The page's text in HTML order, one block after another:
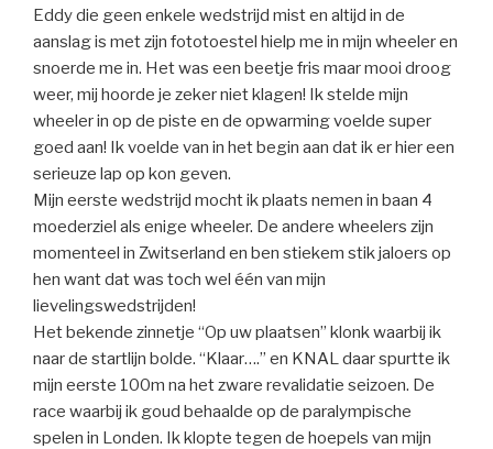
Eddy die geen enkele wedstrijd mist en altijd in de
aanslag is met zijn fototoestel hielp me in mijn wheeler en
snoerde me in. Het was een beetje fris maar mooi droog
weer, mij hoorde je zeker niet klagen! Ik stelde mijn
wheeler in op de piste en de opwarming voelde super
goed aan! Ik voelde van in het begin aan dat ik er hier een
serieuze lap op kon geven.
Mijn eerste wedstrijd mocht ik plaats nemen in baan 4
moederziel als enige wheeler. De andere wheelers zijn
momenteel in Zwitserland en ben stiekem stik jaloers op
hen want dat was toch wel één van mijn
lievelingswedstrijden!
Het bekende zinnetje “Op uw plaatsen” klonk waarbij ik
naar de startlijn bolde. “Klaar….” en KNAL daar spurtte ik
mijn eerste 100m na het zware revalidatie seizoen. De
race waarbij ik goud behaalde op de paralympische
spelen in Londen. Ik klopte tegen de hoepels van mijn